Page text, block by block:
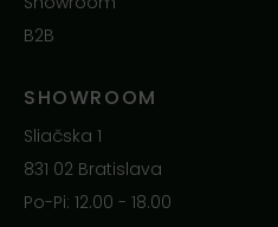
B2B
SHOWROOM
Sliačska 1
831 02 Bratislava
Po-Pi: 12.00 - 18.00